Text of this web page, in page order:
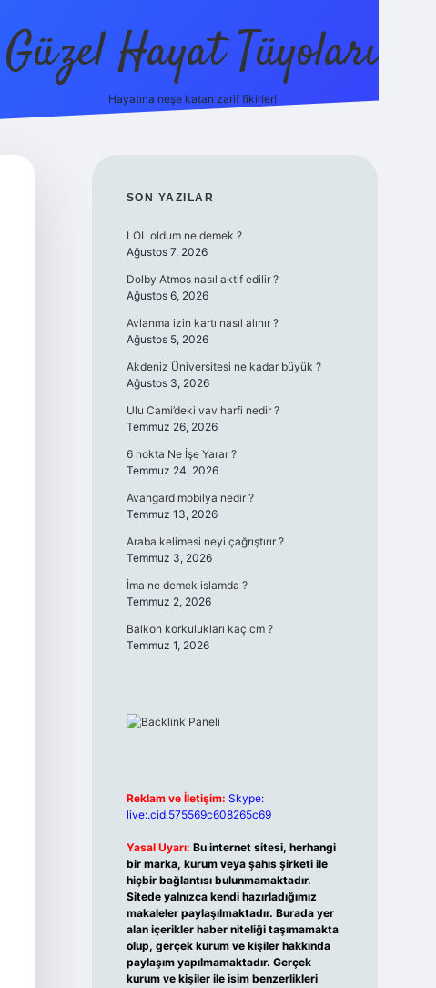
Güzel Hayat Tüyoları
Hayatına neşe katan zarif fikirler!
SIDEBAR
SON YAZILAR
LOL oldum ne demek ?
Ağustos 7, 2026
Dolby Atmos nasıl aktif edilir ?
Ağustos 6, 2026
Avlanma izin kartı nasıl alınır ?
Ağustos 5, 2026
Akdeniz Üniversitesi ne kadar büyük ?
Ağustos 3, 2026
Ulu Cami’deki vav harfi nedir ?
Temmuz 26, 2026
6 nokta Ne İşe Yarar ?
Temmuz 24, 2026
Avangard mobilya nedir ?
Temmuz 13, 2026
Araba kelimesi neyi çağrıştırır ?
Temmuz 3, 2026
İma ne demek islamda ?
Temmuz 2, 2026
Balkon korkulukları kaç cm ?
Temmuz 1, 2026
Reklam ve İletişim: Skype:
live:.cid.575569c608265c69
Yasal Uyarı: Bu internet sitesi, herhangi
bir marka, kurum veya şahıs şirketi ile
hiçbir bağlantısı bulunmamaktadır.
Sitede yalnızca kendi hazırladığımız
makaleler paylaşılmaktadır. Burada yer
alan içerikler haber niteliği taşımamakta
olup, gerçek kurum ve kişiler hakkında
paylaşım yapılmamaktadır. Gerçek
kurum ve kişiler ile isim benzerlikleri